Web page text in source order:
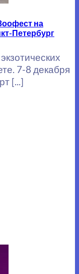
на
Петербург
7-8 декабря
[...]